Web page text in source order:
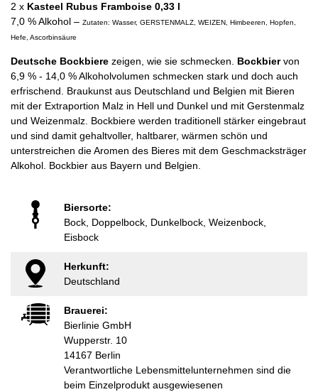
2 x Kasteel Rubus Framboise 0,33 l
7,0 % Alkohol – Zutaten: Wasser, GERSTENMALZ, WEIZEN, Himbeeren, Hopfen,
Hefe, Ascorbinsäure
Deutsche Bockbiere zeigen, wie sie schmecken. Bockbiervon
6,9 % - 14,0 % Alkoholvolumen schmecken stark und doch auch
erfrischend. Braukunst aus Deutschland und Belgien mit Bieren
mit der Extraportion Malz in Hell und Dunkel und mit Gerstenmalz
und Weizenmalz. Bockbiere werden traditionell stärker eingebraut
und sind damit gehaltvoller, haltbarer, wärmen schön und
unterstreichen die Aromen des Bieres mit dem Geschmacksträger
Alkohol. Bockbier aus Bayern und Belgien.
Biersorte:
Bock, Doppelbock, Dunkelbock, Weizenbock,
Eisbock
Herkunft:
Deutschland
Brauerei:
Bierlinie GmbH
Wupperstr. 10
14167 Berlin
Verantwortliche Lebensmittelunternehmen sind die
beim Einzelprodukt ausgewiesenen